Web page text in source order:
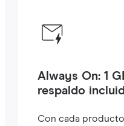
Always On: 1
respaldo
Con cada